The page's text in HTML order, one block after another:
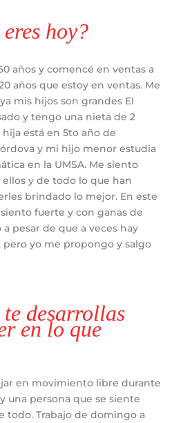
hoy?
años y comencé en ventas a
años que estoy en ventas. Me
mis hijos son grandes El
y tengo una nieta de 2
está en 5to año de
y mi hijo menor estudia
en la UMSA. Me siento
y de todo lo que han
brindado lo mejor. En este
fuerte y con ganas de
pesar de que a veces hay
pero yo me propongo y salgo
desarrollas
en lo que
en movimiento libre durante
una persona que se siente
todo. Trabajo de domingo a